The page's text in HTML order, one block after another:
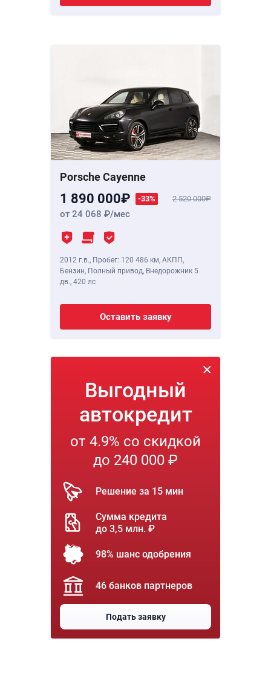
Porsche Cayenne
1 890 000 -33% 2 520 000
от 24 068 /мес
2012 г.в., Пробег: 120 486 км, АКПП,
Бензин, Полный привод, Внедорожник 5
дв., 420 лс
Оставить заявку
Выгодный
автокредит
от 4.9% со скидкой
до 240 000 ₽
Решение за 15 мин
Сумма кредита
до 3,5 млн. ₽
98% шанс одобрения
46 банков партнеров
Подать заявку